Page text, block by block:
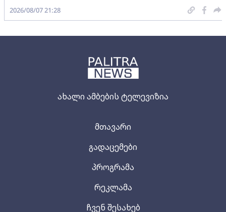
ახალი ამბების ტელევიზია
მთავარი
გადაცემები
პროგრამა
რეკლამა
ჩვენ შესახებ
2026/08/07 21:28